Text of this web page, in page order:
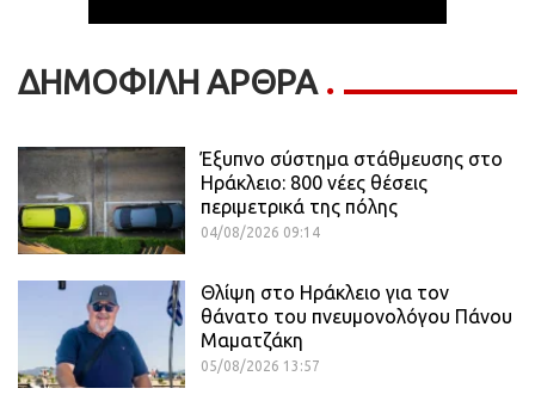
ΔΗΜΟΦΙΛΗ ΑΡΘΡΑ
Έξυπνο σύστημα στάθμευσης στο
Ηράκλειο: 800 νέες θέσεις
περιμετρικά της πόλης
04/08/2026 09:14
Θλίψη στο Ηράκλειο για τον
θάνατο του πνευμονολόγου Πάνου
Μαματζάκη
05/08/2026 13:57